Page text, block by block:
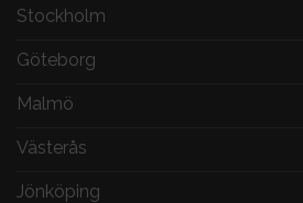
Stockholm
Göteborg
Malmö
Västerås
Jönköping